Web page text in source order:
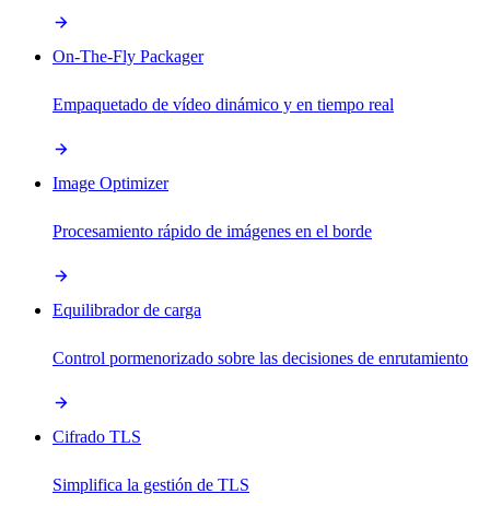
On-The-Fly Packager
Empaquetado de vídeo dinámico y en tiempo real
Image Optimizer
Procesamiento rápido de imágenes en el borde
Equilibrador de carga
Control pormenorizado sobre las decisiones de enrutamiento
Cifrado TLS
Simplifica la gestión de TLS